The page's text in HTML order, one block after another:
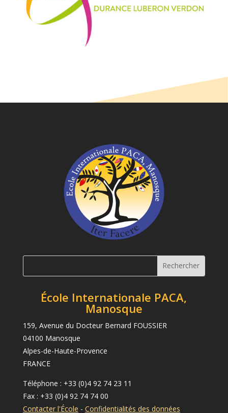
École Internationale PACA,
Manosque
159, Avenue du Docteur Bernard FOUSSIER
04100 Manosque
Alpes-de-Haute-Provence
FRANCE
Téléphone : +33 (0)4 92 74 23 11
Fax : +33 (0)4 92 74 74 00
Contacter l'École - Confidentialités des données